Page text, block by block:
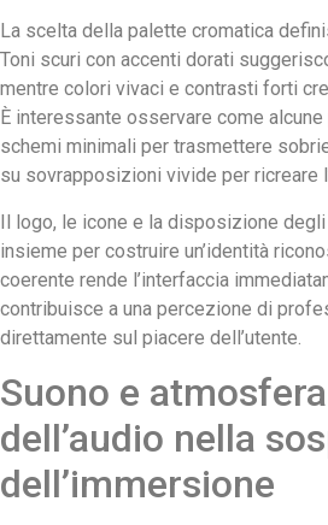
La scelta della palette cromatica
Toni scuri con accenti dorati
mentre colori vivaci e contrasti forti
È interessante osservare come
schemi minimali per trasmettere
su sovrapposizioni vivide per ricreare
Il logo, le icone e la disposizione
insieme per costruire un’identità
coerente rende l’interfaccia
contribuisce a una percezione di
direttamente sul piacere dell’utente.
Suono e
dell’audio nella
dell’immersione